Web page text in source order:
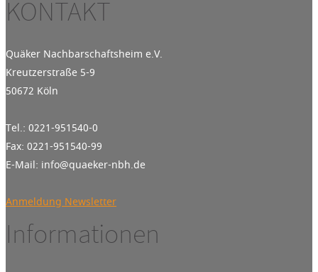
KONTAKT
Quäker Nachbarschaftsheim e.V.
Kreutzerstraße 5-9
50672 Köln
Tel.: 0221-951540-0
Fax: 0221-951540-99
E-Mail: info@quaeker-nbh.de
Anmeldung Newsletter
Informationen